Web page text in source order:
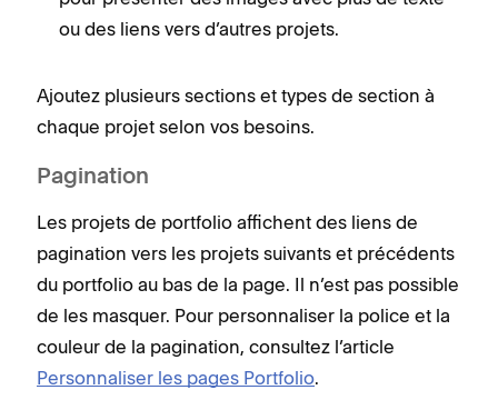
ou des liens vers d’autres projets.
Ajoutez plusieurs sections et types de section à
chaque projet selon vos besoins.
Pagination
Les projets de portfolio affichent des liens de
pagination vers les projets suivants et précédents
du portfolio au bas de la page. Il n’est pas possible
de les masquer. Pour personnaliser la police et la
couleur de la pagination, consultez l’article
Personnaliser les pages Portfolio.